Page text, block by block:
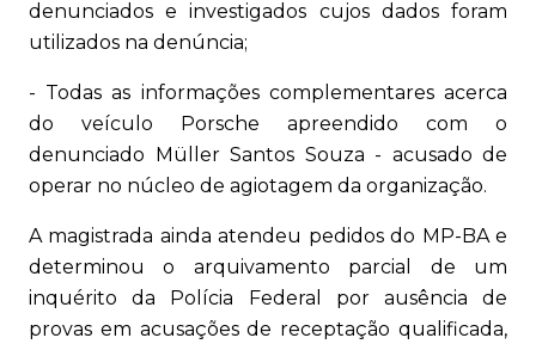
denunciados e investigados cujos dados foram
utilizados na denúncia;
- Todas as informações complementares acerca
do veículo Porsche apreendido com o
denunciado Müller Santos Souza - acusado de
operar no núcleo de agiotagem da organização.
A magistrada ainda atendeu pedidos do MP-BA e
determinou o arquivamento parcial de um
inquérito da Polícia Federal por ausência de
provas em acusações de receptação qualificada,